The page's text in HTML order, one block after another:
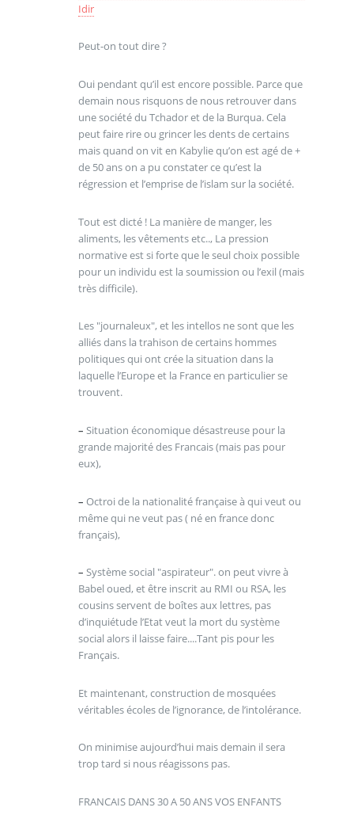
Idir
Peut-on tout dire ?
Oui pendant qu’il est encore possible. Parce que
demain nous risquons de nous retrouver dans
une société du Tchador et de la Burqua. Cela
peut faire rire ou grincer les dents de certains
mais quand on vit en Kabylie qu’on est agé de +
de 50 ans on a pu constater ce qu’est la
régression et l’emprise de l’islam sur la société.
Tout est dicté ! La manière de manger, les
aliments, les vêtements etc.., La pression
normative est si forte que le seul choix possible
pour un individu est la soumission ou l’exil (mais
très difficile).
Les "journaleux", et les intellos ne sont que les
alliés dans la trahison de certains hommes
politiques qui ont crée la situation dans la
laquelle l’Europe et la France en particulier se
trouvent.
– Situation économique désastreuse pour la
grande majorité des Francais (mais pas pour
eux),
– Octroi de la nationalité française à qui veut ou
même qui ne veut pas ( né en france donc
français),
– Système social "aspirateur". on peut vivre à
Babel oued, et être inscrit au RMI ou RSA, les
cousins servent de boîtes aux lettres, pas
d’inquiétude l’Etat veut la mort du système
social alors il laisse faire....Tant pis pour les
Français.
Et maintenant, construction de mosquées
véritables écoles de l’ignorance, de l’intolérance.
On minimise aujourd’hui mais demain il sera
trop tard si nous réagissons pas.
FRANCAIS DANS 30 A 50 ANS VOS ENFANTS